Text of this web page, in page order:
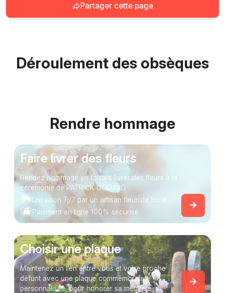
Partager cette page
Déroulement des obsèques
Rendre hommage
Faire livrer des fleurs
Rendez hommage en faisant livrer des fleurs à la
cérémonie de PATRICK GODARD.
Livraison 7j/7 par un artisan fleuriste local
Paiement en ligne 100% sécurisé
Choisir une plaque
Maintenez un lien entre vous et votre proche
défunt avec une plaque commémorative
personnalisée, pour honorer sa mémoire.